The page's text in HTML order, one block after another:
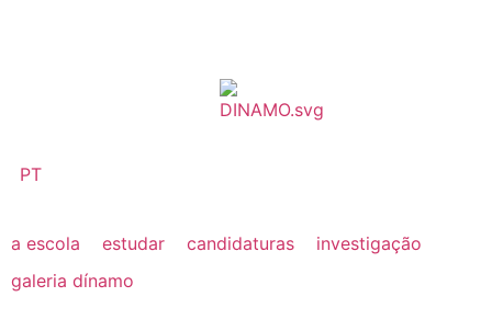
PT
a escola estudar candidaturas
investigação
galeria dínamo